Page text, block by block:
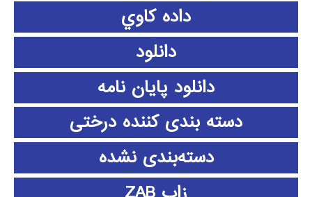
داده كاوي
دانلود
دانلود پايان نامه
دسته بندی کننده درختی
دسته‌بندی نشده